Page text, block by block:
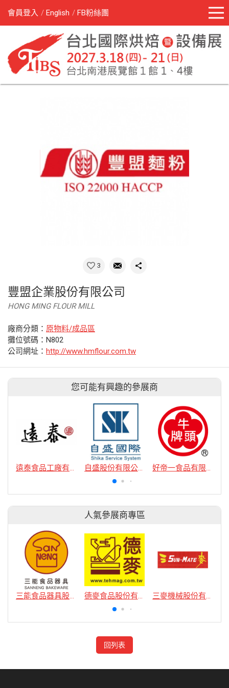
會員登入 English FB粉絲團
3
豐盟企業股份有限公司
HONG MING FLOUR MILL
廠商分類： 原物料/成品區
攤位號碼：N802
公司網址： http://www.hmflour.com.tw
您可能有興趣的參展商
遠泰食品工廠有限公司 自盛股份有限公司 好帝一食品有限公司
人氣參展商專區
回列表